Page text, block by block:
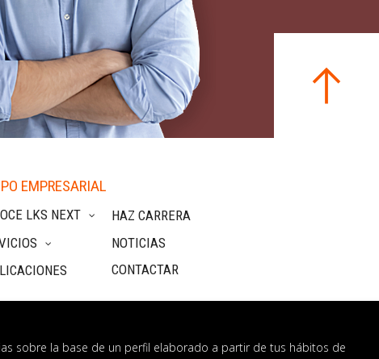
EMPRESARIAL
LKS NEXT
HAZ CARRERA
NOTICIAS
CONTACTAR
sobre la base de un perfil elaborado a partir de tus hábitos de